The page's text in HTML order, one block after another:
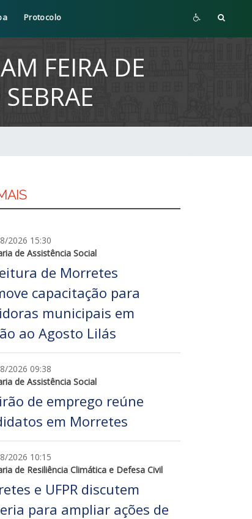
Protocolo
FEIRA DE
2026 15:30
de Assistência Social
de Morretes
capacitação para
municipais em
ao Agosto Lilás
2026 09:38
de Assistência Social
de emprego reúne
em Morretes
2026 10:15
de Resiliência Climática e Defesa Civil
e UFPR discutem
para ampliar ações de